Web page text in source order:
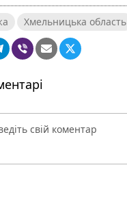
Хмельницька область